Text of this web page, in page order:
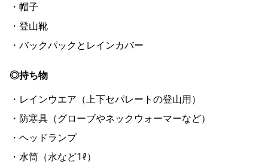
・帽子
・登山靴
・バックパックとレインカバー
◎持ち物
・レインウエア（上下セパレートの登山用）
・防寒具（グローブやネックウォーマーなど）
・ヘッドランプ
・水筒（水など1ℓ）